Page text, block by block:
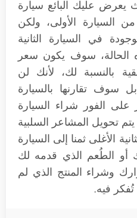
يعرض عليك البائع سيارة
السيارة الأولى، ولكن
في السيارة الثانية
في هذه الحالة، سوف يكون سعر
بالنسبة لك، لأنك لن
بل سوف تقارنها بالسيارة
على الفور شراء السيارة
يتم تحويل المشاعر السلبية
الأغلى ثمنا إلى السيارة
أو الطُعم الذي قدمه لك
وشراء المنتج الذي لم
فيه.